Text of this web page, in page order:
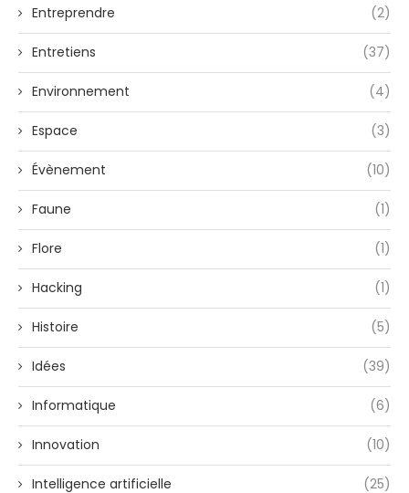
Entreprendre (2)
Entretiens (37)
Environnement (4)
Espace (3)
Évènement (10)
Faune (1)
Flore (1)
Hacking (1)
Histoire (5)
Idées (39)
Informatique (6)
Innovation (10)
Intelligence artificielle (25)